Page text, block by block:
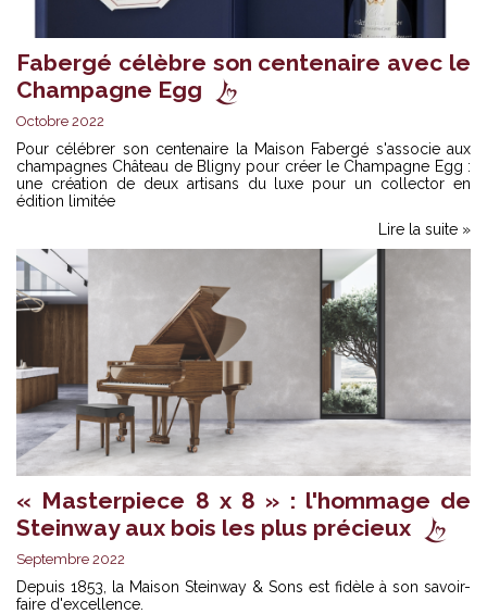
Fabergé célèbre son centenaire avec le
Champagne Egg
Octobre 2022
Pour célébrer son centenaire la Maison Fabergé s'associe aux
champagnes Château de Bligny pour créer le Champagne Egg :
une création de deux artisans du luxe pour un collector en
édition limitée
Lire la suite »
« Masterpiece 8 x 8 » : l'hommage de
Steinway aux bois les plus précieux
Septembre 2022
Depuis 1853, la Maison Steinway & Sons est fidèle à son savoir-
faire d'excellence.